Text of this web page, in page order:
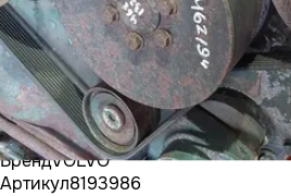
БрендVOLVO
Артикул8193986